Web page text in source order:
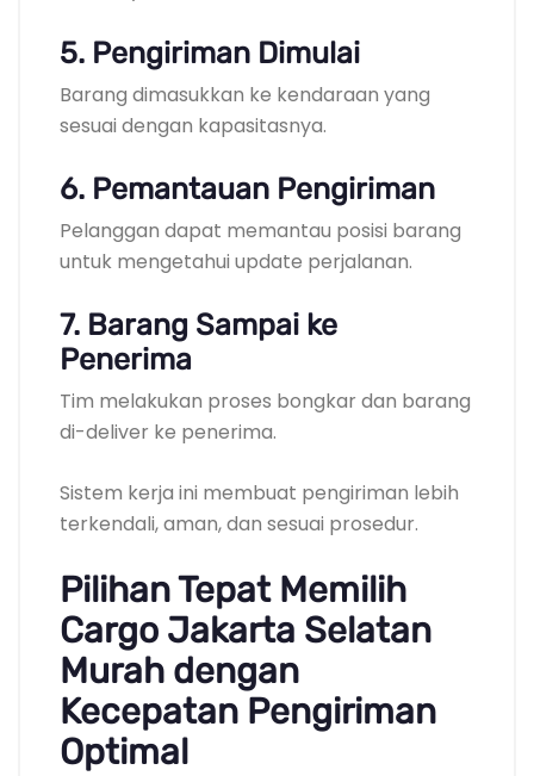
5. Pengiriman Dimulai
Barang dimasukkan ke kendaraan yang
sesuai dengan kapasitasnya.
6. Pemantauan Pengiriman
Pelanggan dapat memantau posisi barang
untuk mengetahui update perjalanan.
7. Barang Sampai ke
Penerima
Tim melakukan proses bongkar dan barang
di-deliver ke penerima.
Sistem kerja ini membuat pengiriman lebih
terkendali, aman, dan sesuai prosedur.
Pilihan Tepat Memilih
Cargo Jakarta Selatan
Murah dengan
Kecepatan Pengiriman
Optimal